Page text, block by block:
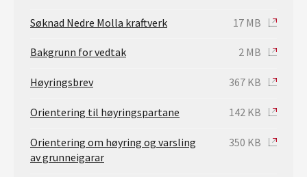
Søknad Nedre Molla kraftverk 17 MB
Bakgrunn for vedtak 2 MB
Høyringsbrev 367 KB
Orientering til høyringspartane 142 KB
Orientering om høyring og varsling
av grunneigarar
350 KB